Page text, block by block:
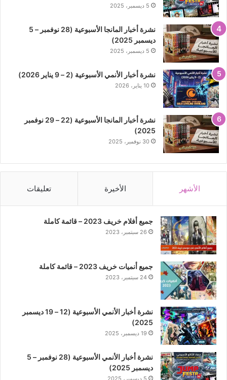
5 ديسمبر، 2025
نشرة أخبار المانجا الأسبوعية (28 نوفمبر – 5
ديسمبر 2025)
5 ديسمبر، 2025
نشرة أخبار الأنمي الأسبوعية (2 – 9 يناير 2026)
10 يناير، 2026
نشرة أخبار المانجا الأسبوعية (22 – 29 نوفمبر
2025)
30 نوفمبر، 2025
الأشهر الأخيرة تعليقات
جميع أفلام خريف 2023 – قائمة كاملة
26 سبتمبر، 2023
جميع أنميات خريف 2023 – قائمة كاملة
24 سبتمبر، 2023
نشرة أخبار الأنمي الأسبوعية (12 – 19 ديسمبر
2025)
19 ديسمبر، 2025
نشرة أخبار الأنمي الأسبوعية (28 نوفمبر – 5
ديسمبر 2025)